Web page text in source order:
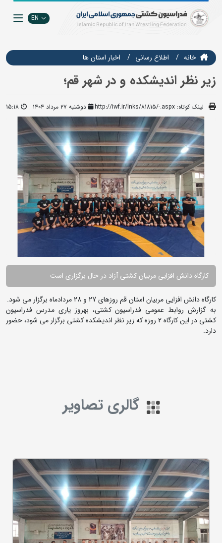
EN
خانه اطلاع رسانی اخبار استان ها
زیر نظر اندیشکده و در شهر قم؛
لینک کوتاه: http://iwf.ir/lnks/81815/-.aspx دوشنبه ۲۷ مرداد ۱۴۰۴ 15:18
کارگاه دانش افزایی مربیان کشتی آزاد در حال برگزاری است
کارگاه دانش افزایی مربیان استان قم روزهای 27 و 28 مردادماه برگزار می شود.
به گزارش روابط عمومی فدراسیون کشتی، بهروز یاری مدرس فدراسیون
کشتی در این کارگاه 2 روزه که زیر نظر اندیشکده کشتی برگزار می شود، حضور
دارد.
گالری تصاویر